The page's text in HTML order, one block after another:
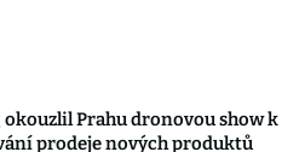
okouzlil Prahu dronovou show k
prodeje nových produktů